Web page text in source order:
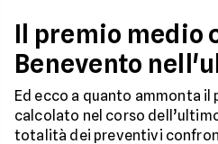
Il premio medio
Benevento
Ed ecco a quanto ammonta il
calcolato nel corso
totalità dei preventivi